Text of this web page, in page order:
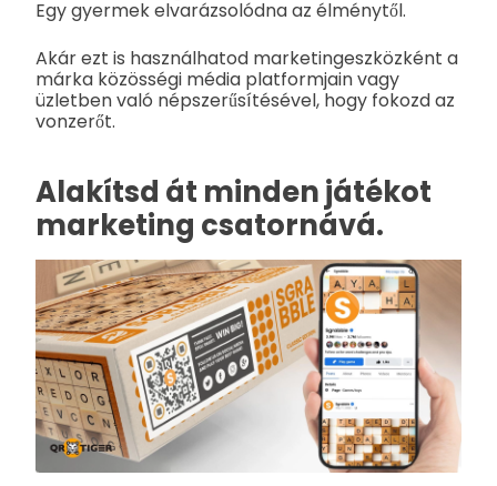
Egy gyermek elvarázsolódna az élménytől.
Akár ezt is használhatod marketingeszközként a
márka közösségi média platformjain vagy
üzletben való népszerűsítésével, hogy fokozd az
vonzerőt.
Alakítsd át minden játékot
marketing csatornává.